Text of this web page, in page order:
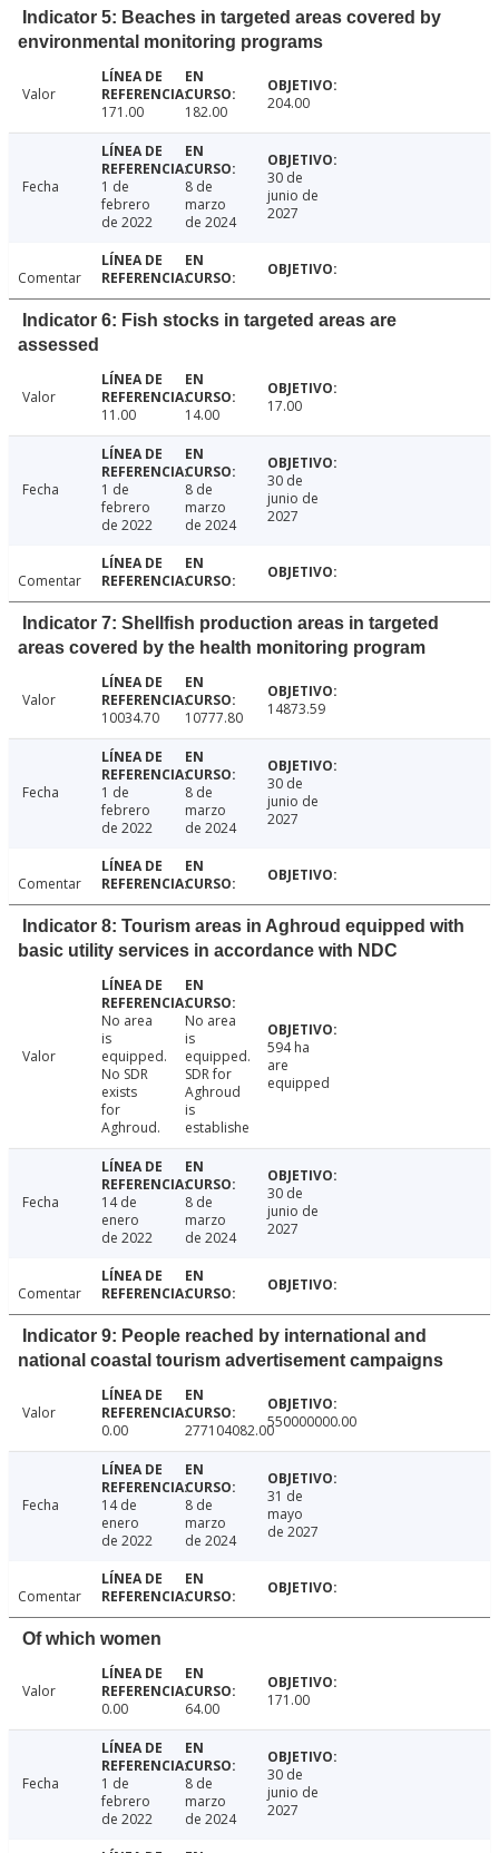
Indicator 5: Beaches in targeted areas covered by
environmental monitoring programs
Valor
171.00
182.00 204.00
Fecha
1 de
febrero
de 2022
8 de
marzo
de 2024
30 de
junio de
2027
Comentar
Indicator 6: Fish stocks in targeted areas are
assessed
Valor
11.00
14.00 17.00
Fecha
1 de
febrero
de 2022
8 de
marzo
de 2024
30 de
junio de
2027
Comentar
Indicator 7: Shellfish production areas in targeted
areas covered by the health monitoring program
Valor
10034.70
10777.80 14873.59
Fecha
1 de
febrero
de 2022
8 de
marzo
de 2024
30 de
junio de
2027
Comentar
Indicator 8: Tourism areas in Aghroud equipped with
basic utility services in accordance with NDC
Valor
No area
is
equipped.
No SDR
exists
for
Aghroud.
No area
is
equipped.
SDR for
Aghroud
is
establishe
594 ha
are
equipped
Fecha
14 de
enero
de 2022
8 de
marzo
de 2024
30 de
junio de
2027
Comentar
Indicator 9: People reached by international and
national coastal tourism advertisement campaigns
Valor
0.00
277104082.00550000000.00
Fecha
14 de
enero
de 2022
8 de
marzo
de 2024
31 de
mayo
de 2027
Comentar
Of which women
Valor
0.00
64.00 171.00
Fecha
1 de
febrero
de 2022
8 de
marzo
de 2024
30 de
junio de
2027